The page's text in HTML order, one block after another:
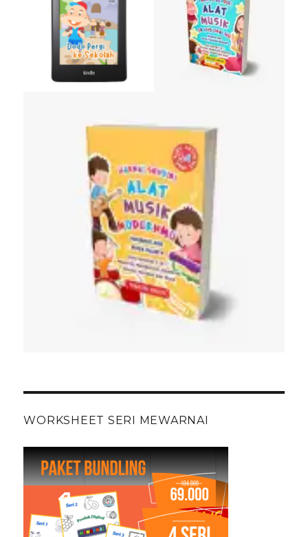
WORKSHEET SERI MEWARNAI